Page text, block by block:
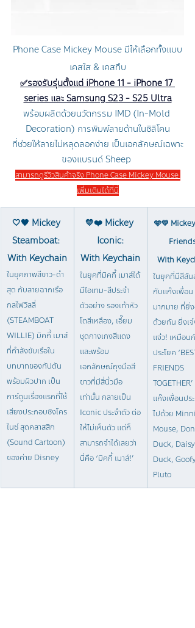
Phone Case Mickey Mouse มีให้เลือกทั้งแบบ
เคสใส & เคสทึบ
✅รองรับรุ่นตั้งแต่ iPhone 11 - iPhone 17
series และ Samsung S23 - S25 Ultra
พร้อมผลิตด้วยนวัตกรรม IMD (In-Mold
Decoration) การพิมพ์ลายด้านในซิลิโคน
ที่ช่วยให้ลายไม่หลุดลอกง่าย เป็นเอกลักษณ์เฉพาะ
ของแบรนด์ Sheep
สามารถดูรีวิวสินค้าจริง Phone Case Mickey Mouse
เพิ่มเติมได้ที่นี่
🤍🖤 Mickey
Steamboat:
With Keychain
ในยุคภาพสีขาว-ดำ
สุด กับลายฉากเรือ
กลไฟวิลลี่
(STEAMBOAT
WILLIE) มิคกี้ เมาส์
ที่กำลังขับเรือใน
บทบาทของกัปตัน
พร้อมผิวปาก เป็น
การ์ตูนเรื่องแรกที่ใช้
เสียงประกอบซิงโคร
ไนซ์ สุดคลาสสิก
(Sound Cartoon)
ของค่าย Disney
💛❤️ Mickey
Iconic:
With Keychain
ในยุคที่มิคกี้ เมาส์ได้
มีไอเทม-สีประจำ
ตัวอย่าง รองเท้าหัว
โตสีเหลือง, เอี๊ยม
ชุดกางเกงสีแดง
และพร้อม
เอกลักษณ์ถุงมือสี
ขาวที่มีสี่นิ้วมือ
เท่านั้น กลายเป็น
Iconic ประจำตัว ต่อ
ให้ไม่เห็นตัว แต่ก็
สามารถจำได้เลยว่า
นี่คือ ‘มิคกี้ เมาส์!’
🩵💛
Friends:
With
ในยุคที่มีสีสัน
กับแก๊งเพื่อน
มากมาย ที่ยิ่ง
ด้วยกัน ยิ่งเจ๋ง
แจ๋ว! เหมือนกับ
ประโยค ‘BEST
FRIENDS
TOGETHER’
แก๊งเพื่อนประ
ไปด้วย
Mouse,
Duck, Daisy
Duck, Goofy
Pluto